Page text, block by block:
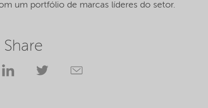
um portfólio de marcas líderes do setor.
Share